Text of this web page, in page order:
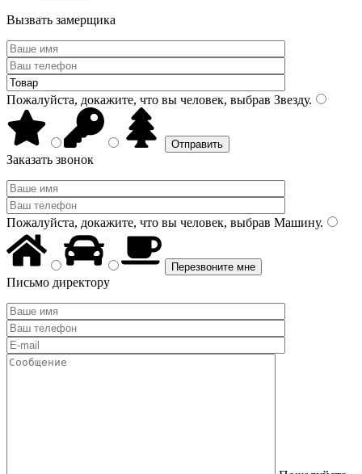
Вызвать замерщика
Пожалуйста, докажите, что вы человек, выбрав Звезду.
Заказать звонок
Пожалуйста, докажите, что вы человек, выбрав Машину.
Письмо директору